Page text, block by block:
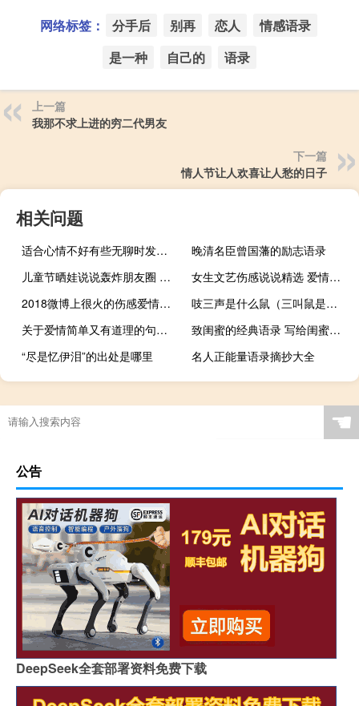
网络标签： 分手后 别再 恋人
情感语录
是一种
自己的 语录
上一篇
我那不求上进的穷二代男友
下一篇
情人节让人欢喜让人愁的日子
相关问题
适合心情不好有些无聊时发的说说 只想好好睡一觉醒来所有不如意都忘掉
晚清名臣曾国藩的励志语录
儿童节晒娃说说轰炸朋友圈 适合六一发图晒宝贝的句子
女生文艺伤感说说精选 爱情总是让人哭
2018微博上很火的伤感爱情说说带图片 特别伤感难过到想哭的伤感说说
吱三声是什么鼠（三叫鼠是什么）
关于爱情简单又有道理的句子配图 爱情是一个人的天荒地老
致闺蜜的经典语录 写给闺蜜的文艺句子大全
“尽是忆伊泪”的出处是哪里
名人正能量语录摘抄大全
☚
公告
DeepSeek全套部署资料免费下载